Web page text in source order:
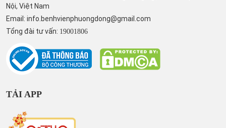
Nội, Việt Nam
Email: info.benhvienphuongdong@gmail.com
Tổng đài tư vấn: 19001806
TẢI APP